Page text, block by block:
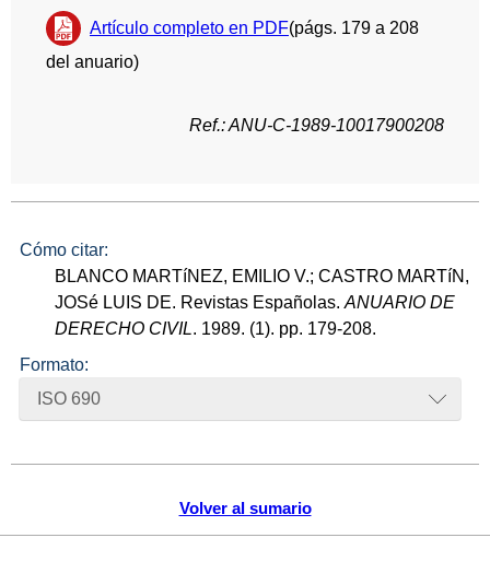
Volver al sumario
Artículo completo en PDF(págs. 179 a 208
del anuario)
Ref.: ANU-C-1989-10017900208
Cómo citar:
BLANCO MARTíNEZ, EMILIO V.; CASTRO MARTíN,
JOSé LUIS DE. Revistas Españolas.ANUARIO DE
DERECHO CIVIL. 1989. (1). pp. 179-208.
Formato:
ISO 690